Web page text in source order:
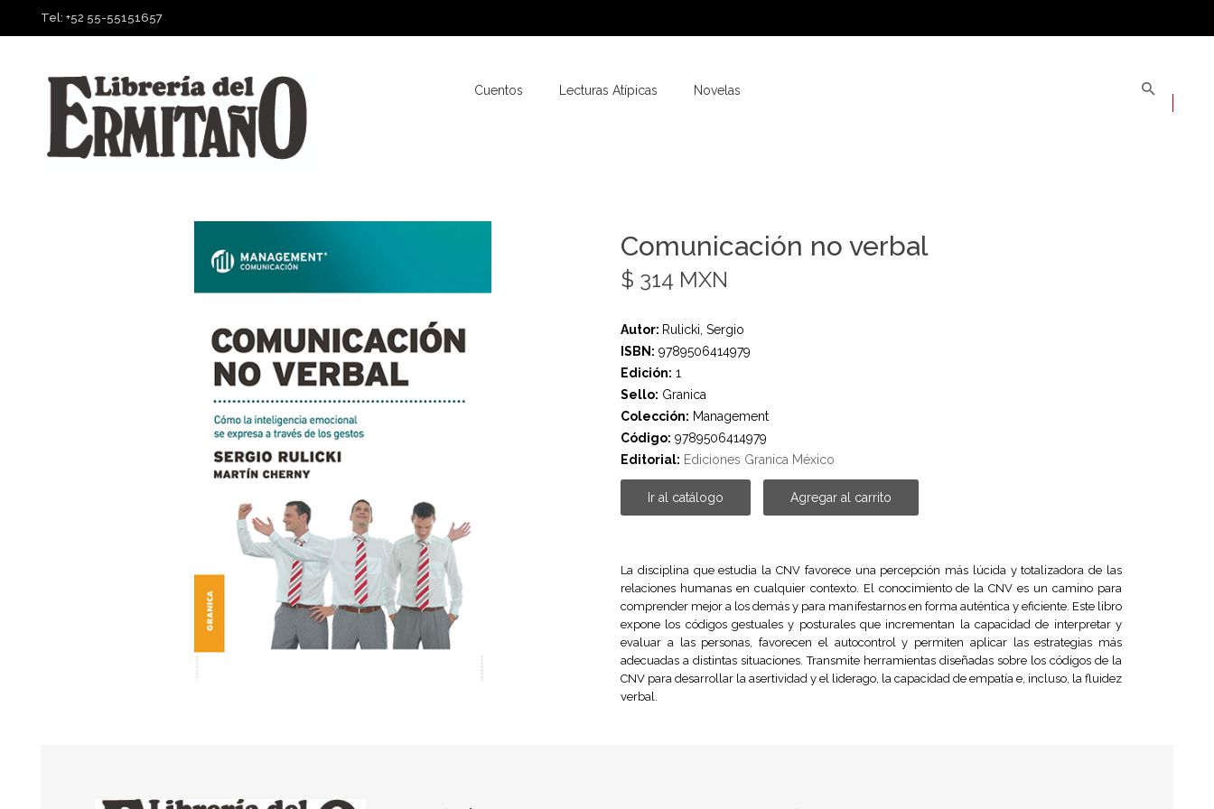
Tel: +52 55-55151657
Cuentos Lecturas Atípicas Novelas
Comunicación no verbal
$ 314 MXN
Autor: Rulicki, Sergio
ISBN: 9789506414979
Edición: 1
Sello: Granica
Colección: Management
Código: 9789506414979
Editorial: Ediciones Granica México
Ir al catálogo Agregar al carrito
La disciplina que estudia la CNV favorece una percepción más lúcida y totalizadora de las
relaciones humanas en cualquier contexto. El conocimiento de la CNV es un camino para
comprender mejor a los demás y para manifestarnos en forma auténtica y eficiente. Este libro
expone los códigos gestuales y posturales que incrementan la capacidad de interpretar y
evaluar a las personas, favorecen el autocontrol y permiten aplicar las estrategias más
adecuadas a distintas situaciones. Transmite herramientas diseñadas sobre los códigos de la
CNV para desarrollar la asertividad y el liderago, la capacidad de empatía e, incluso, la fluidez
verbal.